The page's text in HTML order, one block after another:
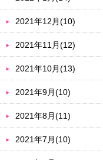
2021年12月(10)
2021年11月(12)
2021年10月(13)
2021年9月(10)
2021年8月(11)
2021年7月(10)